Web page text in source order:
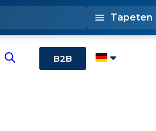
B2B
Tapeten